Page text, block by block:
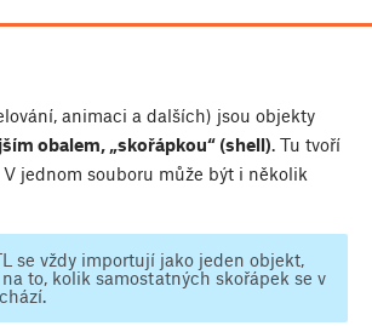
animaci a dalších) jsou objekty
obalem, „skořápkou“ (shell). Tu tvoří
jednom souboru může být i několik
se vždy importují jako jeden objekt,
to, kolik samostatných skořápek se v